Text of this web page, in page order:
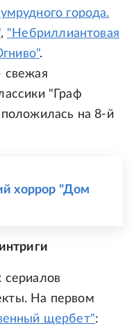
города.
, "Небриллиантовая
.
свежая
"Граф
на 8-й
хоррор "Дом
сериалов
На первом
щербет":